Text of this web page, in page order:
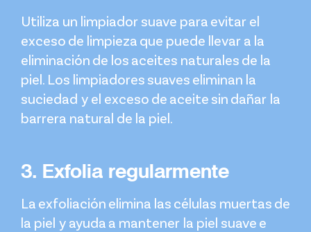
Utiliza un limpiador suave para evitar el
exceso de limpieza que puede llevar a la
eliminación de los aceites naturales de la
piel. Los limpiadores suaves eliminan la
suciedad y el exceso de aceite sin dañar la
barrera natural de la piel.
3. Exfolia regularmente
La exfoliación elimina las células muertas de
la piel y ayuda a mantener la piel suave e